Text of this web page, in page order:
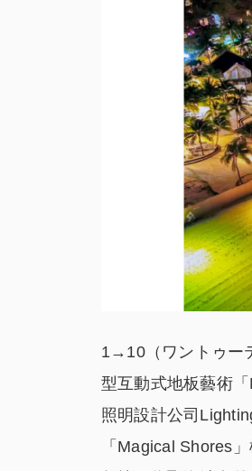
1→10（ワントゥー
型互動式地板藝術
照明設計公司
「Magical Shores